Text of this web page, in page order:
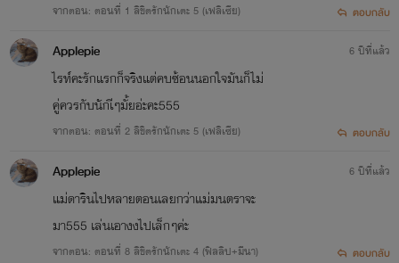
จากตอน: ตอนที่ 1 ลิขิตรักนักเตะ 5 (เฟลิเซีย) ตอบกลับ
Applepie
ไรท์คะรักแรกก็จริงแต่คบซ้อนนอกใจมันก็ไม่
คู่ควรกับนักเีๆมั้ยอ่ะคะ555
จากตอน: ตอนที่ 2 ลิขิตรักนักเตะ 5 (เฟลิเซีย)
6 ปีที่แล้ว
ตอบกลับ
Applepie
แม่ดารินไปหลายตอนเลยกว่าแม่มนตราจะ
มา555 เล่นเอางงไปเล็กๆค่ะ
จากตอน: ตอนที่ 8 ลิขิตรักนักเตะ 4 (ฟิลลิป+มีนา)
6 ปีที่แล้ว
ตอบกลับ